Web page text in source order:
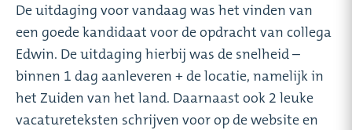
De uitdaging voor vandaag was het vinden van
een goede kandidaat voor de opdracht van collega
Edwin. De uitdaging hierbij was de snelheid –
binnen 1 dag aanleveren + de locatie, namelijk in
het Zuiden van het land. Daarnaast ook 2 leuke
vacatureteksten schrijven voor op de website en